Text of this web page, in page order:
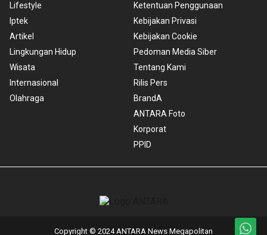
Lifestyle
Iptek
Artikel
Lingkungan Hidup
Wisata
Internasional
Olahraga
Ketentuan Penggunaan
Kebijakan Privasi
Kebijakan Cookie
Pedoman Media Siber
Tentang Kami
Rilis Pers
BrandA
ANTARA Foto
Korporat
PPID
Copyright © 2024 ANTARA News Megapolitan